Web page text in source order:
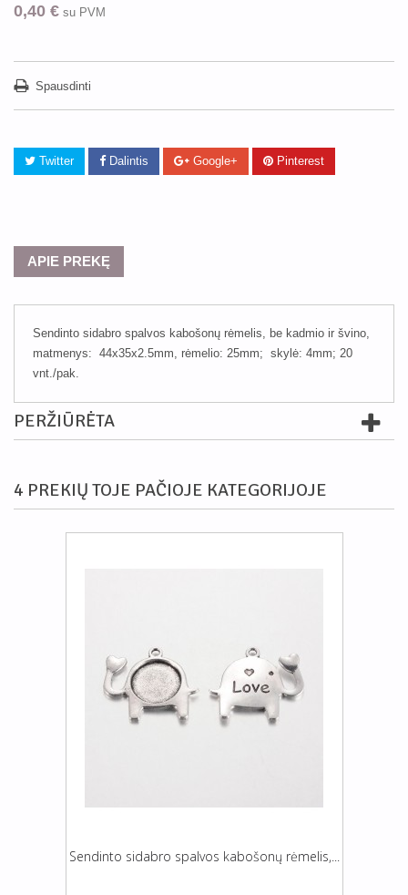
0,40 € su PVM
Spausdinti
Twitter Dalintis Google+ Pinterest
APIE PREKĘ
Sendinto sidabro spalvos kabošonų rėmelis, be kadmio ir švino,
matmenys: 44x35x2.5mm, rėmelio: 25mm; skylė: 4mm; 20
vnt./pak.
PERŽIŪRĖTA
4 PREKIŲ TOJE PAČIOJE KATEGORIJOJE
Sendinto sidabro spalvos kabošonų rėmelis,...